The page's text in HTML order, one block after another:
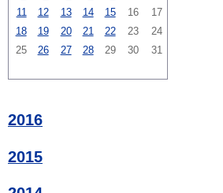
11
12 13 14 15 16
17
18
19 20 21 22 23
24
25
26 27 28 29 30 31
2016
2015